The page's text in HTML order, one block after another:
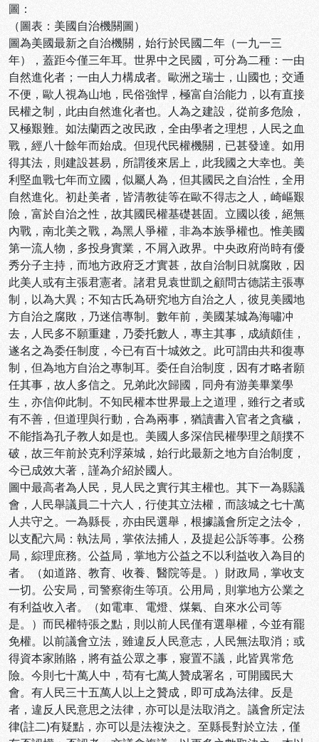
圖：
（圖表：美國自治機關圖）
圖為美國最新之自治機關，始行於民國二年（一九一三
年），蓋距今僅三年耳。世界中之民國，可分為二種：一由
自然進化者；一由人力構成者。歐洲之瑞士，山國也；交通
不便，歐人視為山地，民俗強悍，極富自治能力，以有直接
民權之制，此由自然進化者也。人為之建設，從前多危險，
又極艱難。如法蘭西之改民政，全由學者之理想，人民之血
戰，經八十餘年而始成。但現代民權機關，已甚發達。如用
得其法，則建設甚易，所謂後來居上，此我國之大幸也。美
利堅血戰七年而立國，似屬人為，但其國民之自治性，全用
自然進化。初赴美者，皆清教徒等在歐不得志之人，崎嶇艱
險，富於自治之性，故其國民權基礎甚固。立國以後，絕無
內戰，南北美之戰，為黑人爭權，非為本族爭權也。惟美國
第一流人物，多投身實業，不屑入政界。中央政府尚時有優
秀分子主持，而地方政府乏才實甚，故自治制日就腐敗，因
此美人或有主張君憲者。諸君見袁世凱之顧問古德諾主張專
制，以為大異；不知古氏為研究地方自治之人，彼見美國地
方自治之腐敗，乃迷信專制。數年前，美國某城為海嘯冲
去，人民多不願重建，乃委托數人，專主其事，成績頗佳，
遂名之為委任制度，今已有百十城效之。此可謂由共和復專
制，但為地方自治之專制耳。委任自治制度，因有才略者願
任其事，故人多信之。兄弟此次歸國，同舟有游美畢業學
生，亦信仰此制。不知民權本世界最上之道理，雖行之者或
有不善，但道理與行動，合為兩事，猶讀書入官者之貪穢，
不能指為孔子教人如是也。美國人多深信民權學理之顛撲不
破，故三年前於克利浮萊城，始行此最新之地方自治制度，
今已成效大著，謹為介紹於國人。
圖中最高者為人民，見人民之實行其主權也。其下一為縣議
會，人民舉議員二十六人，行使其立法權，而該城之七十萬
人共守之。一為縣長，亦由民選舉，根據議會所定之法令，
以支配六局：執法局，掌依法捕人，及提起公訴等事。公務
局，綜理庶務。公益局，掌地方公益之不以利益收入為目的
者。（如道路、教育、收養、醫院等是。）財政局，掌收支
一切。公安局，司警察衛生等項。公用局，則掌地方公業之
有利益收入者。（如電車、電燈、煤氣、自來水公司等
是。）而民權特張之點，則以前人民僅有選舉權，今並有罷
免權。以前議會立法，雖違反人民意志，人民無法取消；或
得資本家賄賂，將有益公眾之事，寢置不議，此皆異常危
險。今則七十萬人中，苟有七萬人贊成署名，可開國民大
會。有人民三十五萬人以上之贊成，即可成為法律。反是
者，違反人民意思之法律，亦可以是法取消之。議會所定法
律(註二)有疑點，亦可以是法複決之。至縣長對於立法，僅